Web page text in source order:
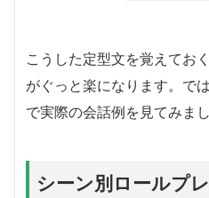
こうした定型文を覚えてお
がぐっと楽になります。で
で実際の会話例を見てみまし
シーン別ロールプ